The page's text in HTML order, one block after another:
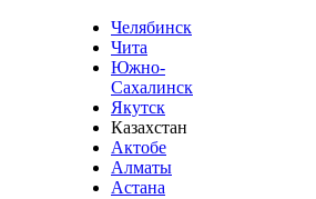
Челябинск
Чита
Южно-
Сахалинск
Якутск
Казахстан
Актобе
Алматы
Астана